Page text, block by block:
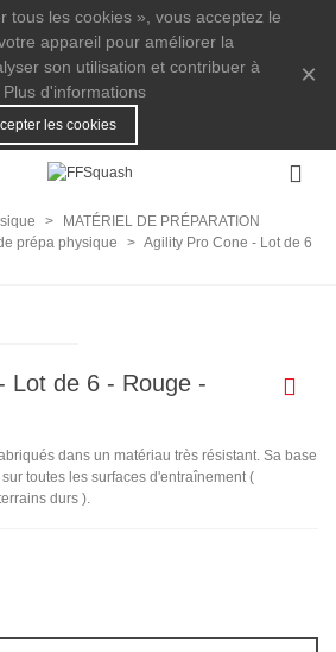
tous les cookies », vous acceptez le
appareil pour améliorer la
son utilisation et contribuer à
Plus d'informations
les cookies
×
>
MATÉRIEL DE PRÉPARATION
prépa physique > Agility Pro Cone - Lot de 6
Lot de 6 - Rouge -
dans un matériau très résistant. Sa base
toutes les surfaces d'entraînement (
durs ).